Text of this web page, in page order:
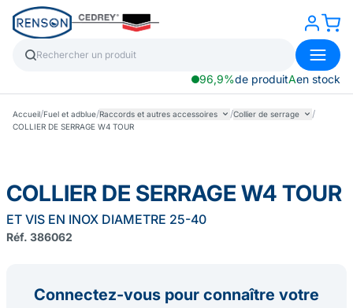
96,9%de produitAen stock
Accueil/Fuel et adblue/Raccords et autres accessoires /Collier de serrage /
COLLIER DE SERRAGE W4 TOUR
COLLIER DE SERRAGE W4 TOUR
ET VIS EN INOX DIAMETRE 25-40
Réf. 386062
Connectez-vous pour connaître votre